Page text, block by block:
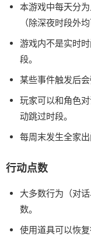
本游戏中每天分
（除深夜时段外
游戏内不是实时
段。
某些事件触发后
玩家可以和角色
动跳过时段。
每周末发生全家
行动点数
大多数行为（对
数。
使用道具可以恢